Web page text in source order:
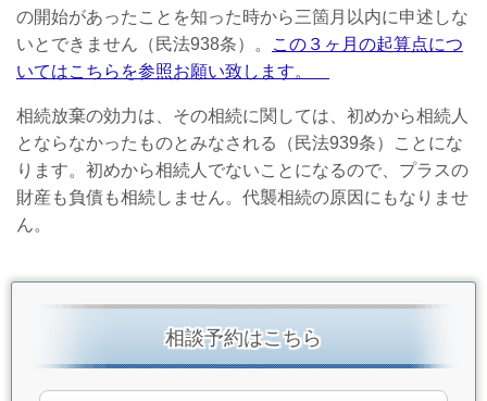
の開始があったことを知った時から三箇月以内に申述しな
いとできません（民法938条）。
この３ヶ月の起算点につ
いてはこちらを参照お願い致します。
相続放棄の効力は、その相続に関しては、初めから相続人
とならなかったものとみなされる（民法939条）ことにな
ります。初めから相続人でないことになるので、プラスの
財産も負債も相続しません。代襲相続の原因にもなりませ
ん。
相談予約はこちら